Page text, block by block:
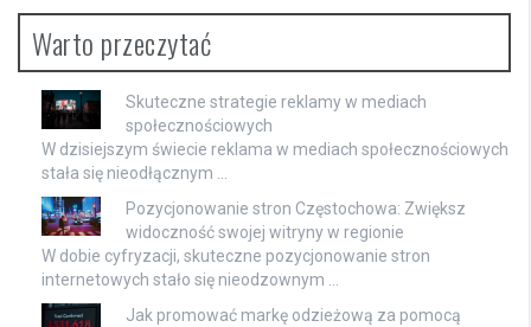
Warto przeczytać
Skuteczne strategie reklamy w mediach
społecznościowych
W dzisiejszym świecie reklama w mediach społecznościowych
stała się nieodłącznym …
Pozycjonowanie stron Częstochowa: Zwiększ
widoczność swojej witryny w regionie
W dobie cyfryzacji, skuteczne pozycjonowanie stron
internetowych stało się nieodzownym …
Jak promować markę odzieżową za pomocą